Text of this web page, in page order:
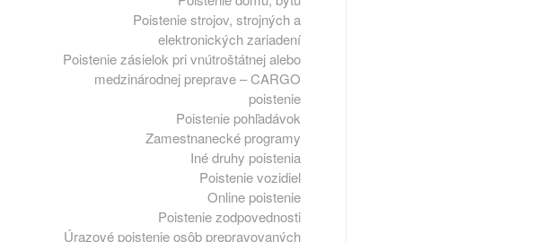
Poistenie strojov, strojných a
elektronických zariadení
Poistenie zásielok pri vnútroštátnej alebo
medzinárodnej preprave – CARGO
poistenie
Poistenie pohľadávok
Zamestnanecké programy
Iné druhy poistenia
Poistenie vozidiel
Online poistenie
Poistenie zodpovednosti
Úrazové poistenie osôb prepravovaných